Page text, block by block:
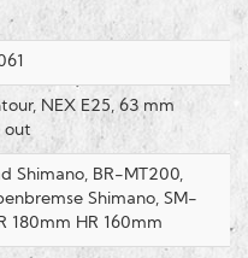
NEX E25, 63 mm
out
Shimano, BR-MT200,
Shimano, SM-
180mm HR 160mm